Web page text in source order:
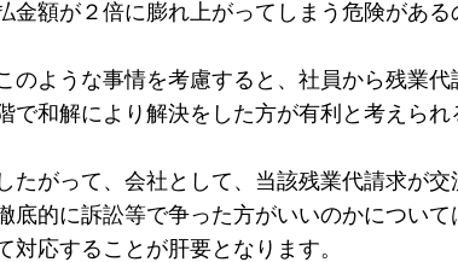
金額が２倍に膨れ上がってしまう危険がある
のような事情を考慮すると、社員から残業
で和解により解決をした方が有利と考えられ
したがって、会社として、当該残業代請求が
底的に訴訟等で争った方がいいのかについ
対応することが肝要となります。